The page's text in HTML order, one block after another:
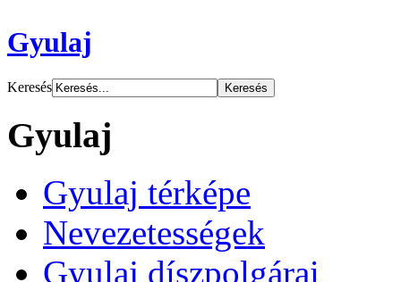
Gyulaj
Keresés
Gyulaj
Gyulaj térképe
Nevezetességek
Gyulaj díszpolgárai